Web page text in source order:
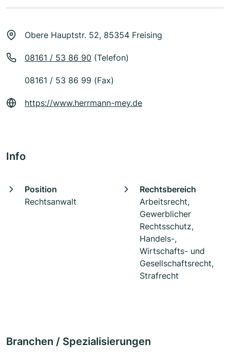
Obere Hauptstr. 52, 85354 Freising
08161 / 53 86 90 (Telefon)
08161 / 53 86 99 (Fax)
https://www.herrmann-mey.de
Info
Position
Rechtsanwalt
Rechtsbereich
Arbeitsrecht,
Gewerblicher
Rechtsschutz,
Handels-,
Wirtschafts- und
Gesellschaftsrecht,
Strafrecht
Branchen / Spezialisierungen